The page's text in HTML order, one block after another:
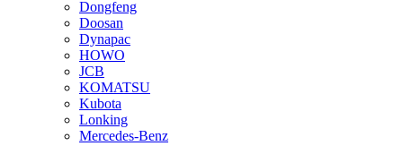
Dongfeng
Doosan
Dynapac
HOWO
JCB
KOMATSU
Kubota
Lonking
Mercedes-Benz